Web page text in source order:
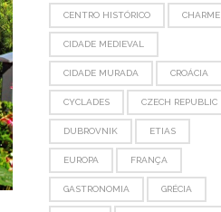
CENTRO HISTÓRICO CHARME
CIDADE MEDIEVAL
CIDADE MURADA CROÁCIA
CYCLADES CZECH REPUBLIC
DUBROVNIK ETIAS
EUROPA FRANÇA
GASTRONOMIA GRÉCIA